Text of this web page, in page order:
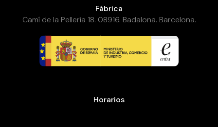
Fábrica
Camí de la Pellería 18. 08916. Badalona. Barcelona.
Horarios